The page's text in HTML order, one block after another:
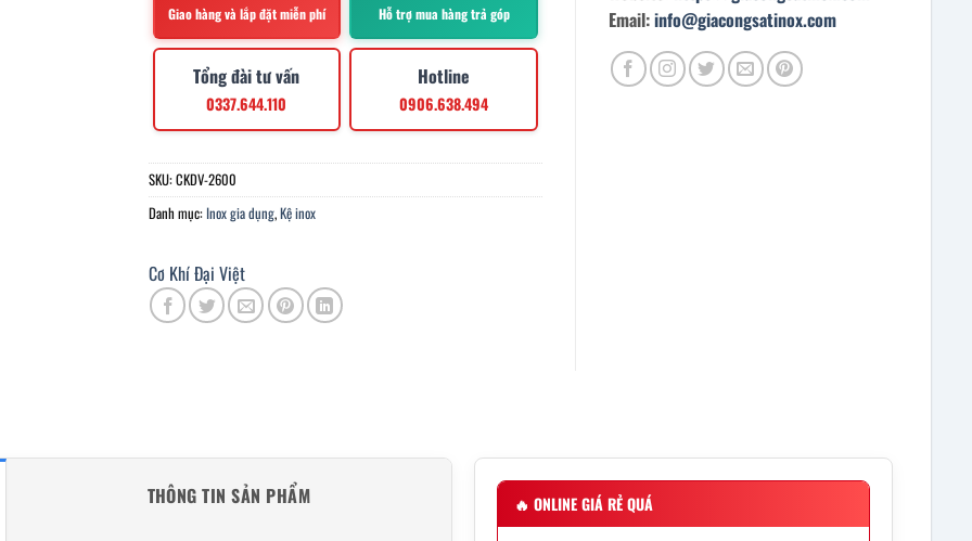
Giao hàng và lắp đặt miễn phí Hỗ trợ mua hàng trả góp
Tổng đài tư vấn
0337.644.110
Hotline
0906.638.494
SKU:CKDV-2600
Danh mục: Inox gia dụng,Kệ inox
Cơ Khí Đại Việt
Email:info@giacongsatinox.com
THÔNG TIN SẢN PHẨM 🔥 ONLINE GIÁ RẺ QUÁ